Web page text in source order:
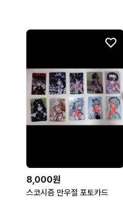
8,000원
스코시즘 만우절 포토카드